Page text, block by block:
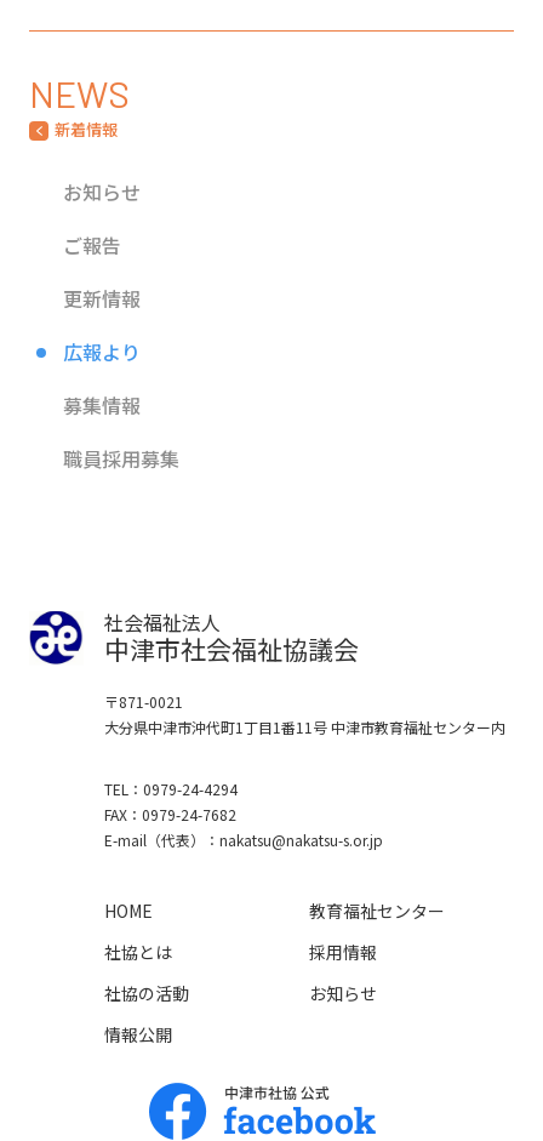
NEWS
新着情報
お知らせ
ご報告
更新情報
広報より
募集情報
職員採用募集
社会福祉法人
中津市社会福祉協議会
〒871-0021
大分県中津市沖代町1丁目1番11号 中津市教育福祉センター内
TEL
0979-24-4294
FAX
0979-24-7682
E-mail （代表） nakatsu nakatsu-s.or.jp
HOME
社協とは
社協の活動
情報公開
教育福祉センター
採用情報
お知らせ